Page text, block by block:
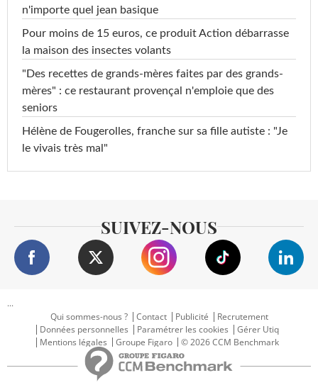
n'importe quel jean basique
Pour moins de 15 euros, ce produit Action débarrasse
la maison des insectes volants
"Des recettes de grands-mères faites par des grands-
mères" : ce restaurant provençal n'emploie que des
seniors
Hélène de Fougerolles, franche sur sa fille autiste : "Je
le vivais très mal"
SUIVEZ-NOUS
...
Qui sommes-nous ?
Contact Publicité
Recrutement
Données personnelles
Paramétrer les cookies
Gérer Utiq
Mentions légales
Groupe Figaro © 2026 CCM Benchmark